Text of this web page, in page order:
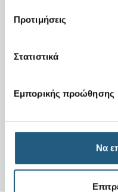
Προτιμήσεις
Στατιστικά
Εμπορικής προώθησης
Να